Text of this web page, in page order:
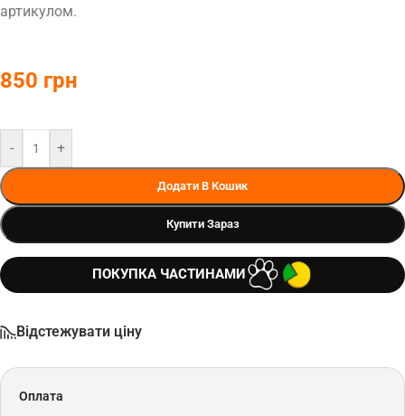
артикулом.
850 грн
- +
Додати В Кошик
Купити Зараз
ПОКУПКА ЧАСТИНАМИ
Відстежувати ціну
Оплата